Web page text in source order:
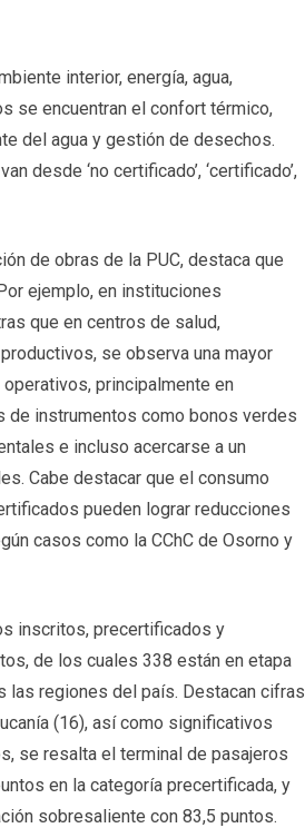
interior, energía, agua,
se encuentran el confort térmico,
del agua y gestión de desechos.
desde ‘no certificado’, ‘certificado’,
de obras de la PUC, destaca que
ejemplo, en instituciones
que en centros de salud,
se observa una mayor
principalmente en
de instrumentos como bonos verdes
e incluso acercarse a un
Cabe destacar que el consumo
pueden lograr reducciones
casos como la CChC de Osorno y
inscritos, precertificados y
de los cuales 338 están en etapa
las regiones del país. Destacan cifras
(16), así como significativos
se resalta el terminal de pasajeros
en la categoría precertificada, y
sobresaliente con 83,5 puntos.